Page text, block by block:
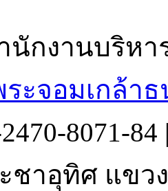
นักงานบริห
ะจอมเกล้า
8071-84
ชาอุทิศ แขว